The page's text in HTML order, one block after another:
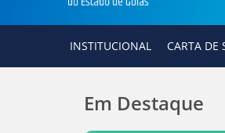
INSTITUCIONAL CARTA DE
Em Destaque